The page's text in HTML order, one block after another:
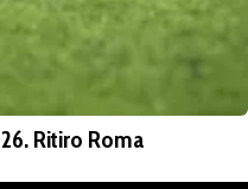
Ritiro Roma